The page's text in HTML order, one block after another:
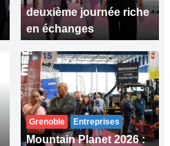
deuxième journée riche
en échanges
Grenoble Entreprises
Mountain Planet 2026 :